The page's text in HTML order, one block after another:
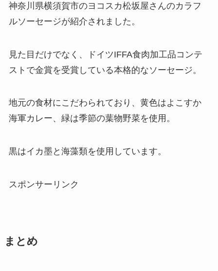
神奈川県横須賀市のヨコスカ松坂屋さんのカラフ
ルソーセージが紹介されました。
見た目だけでなく、ドイツIFFA食肉加工品コンテ
ストで金賞を受賞している本格的なソーセージ。
地元の食材にこだわられており、黄色はよこすか
海軍カレー、緑は季節の葉物野菜を使用。
黒はイカ墨と海藻類を使用しています。
スポンサーリンク
まとめ